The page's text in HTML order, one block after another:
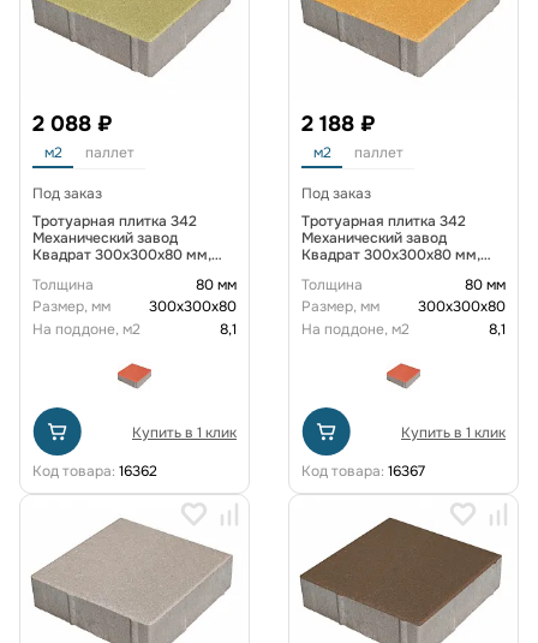
2 088 ₽
м2 паллет
Под заказ
Тротуарная плитка 342
Механический завод
Квадрат 300х300х80 мм,
Толщина
80 мм
Размер, мм
300х300х80
На поддоне, м2
8,1
Купить в 1 клик
Код товара: 16362
2 188 ₽
м2 паллет
Под заказ
Тротуарная плитка 342
Механический завод
Квадрат 300х300х80 мм,
Толщина
80 мм
Размер, мм
300х300х80
На поддоне, м2
8,1
Купить в 1 клик
Код товара: 16367